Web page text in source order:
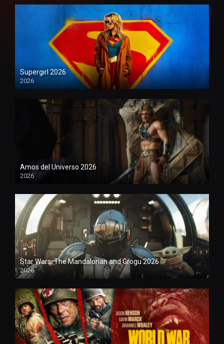
Supergirl 2026
2026
1080P
Amos del Universo 2026
2026
1080P
Star Wars: The Mandalorian and Grogu 2026
2026
1080P